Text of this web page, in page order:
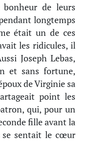
de leurs
longtemps
était un de ces
les ridicules, il
Joseph Lebas,
et sans fortune,
de Virginie sa
point les
qui, pour un
fille avant la
se sentait le cœur